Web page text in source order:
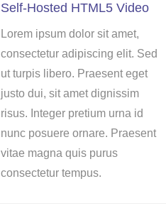
Self-Hosted HTML5 Video
Lorem ipsum dolor sit amet,
consectetur adipiscing elit. Sed
ut turpis libero. Praesent eget
justo dui, sit amet dignissim
risus. Integer pretium urna id
nunc posuere ornare. Praesent
vitae magna quis purus
consectetur tempus.